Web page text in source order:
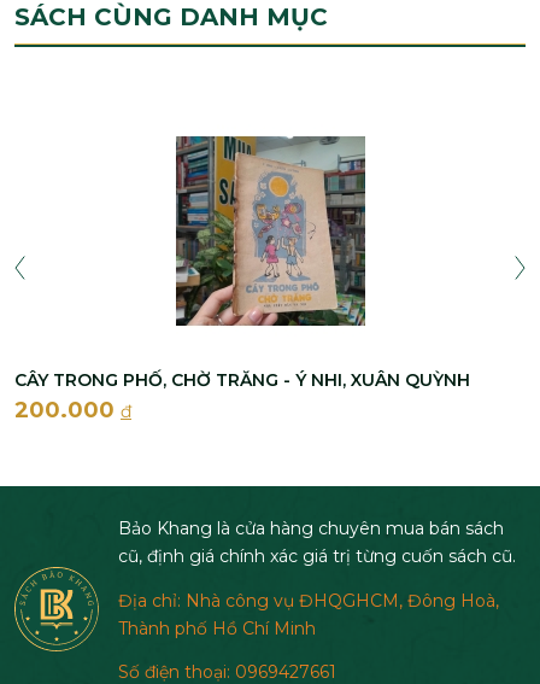
SÁCH CÙNG DANH MỤC
CÂY TRONG PHỐ, CHỜ TRĂNG - Ý NHI, XUÂN QUỲNH
200.000 đ
Bảo Khang là cửa hàng chuyên mua bán sách
cũ, định giá chính xác giá trị từng cuốn sách cũ.
Địa chỉ: Nhà công vụ ĐHQGHCM, Đông Hoà,
Thành phố Hồ Chí Minh
Số điện thoại: 0969427661